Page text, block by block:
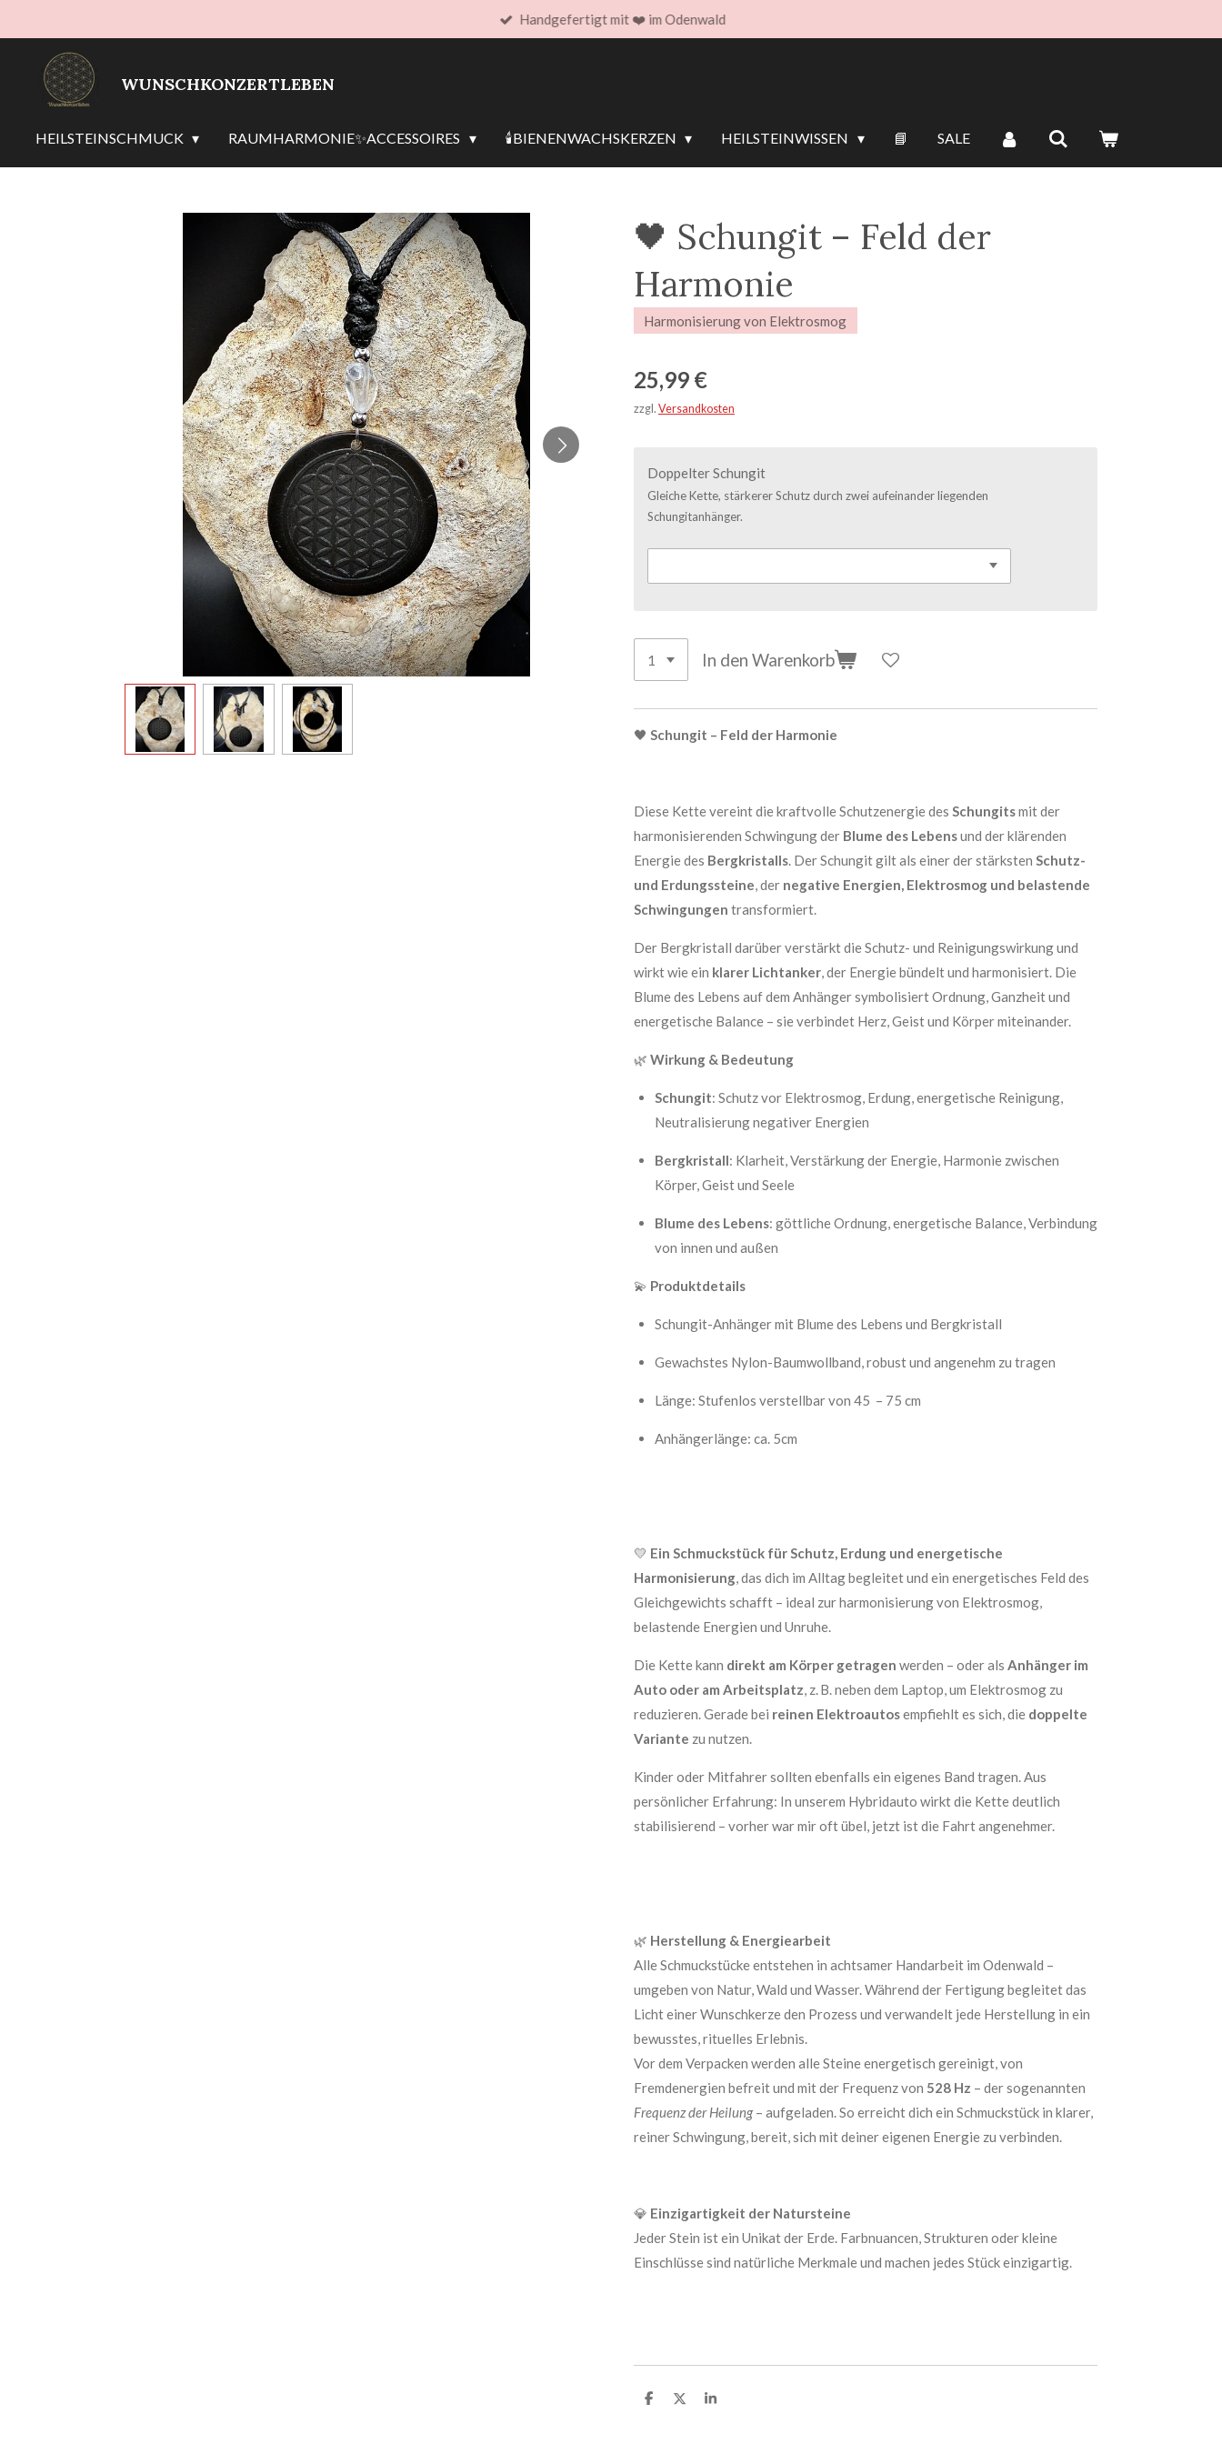
springen
Handgefertigt mit ❤️ im Odenwald
WUNSCHKONZERTLEBEN
HEILSTEINSCHMUCK RAUMHARMONIE✨ACCESSOIRES 🕯️BIENENWACHSKERZEN HEILSTEINWISSEN 📘 SALE
🖤 Schungit – Feld der
Harmonie
Harmonisierung von Elektrosmog
25,99 €
zzgl. Versandkosten
Doppelter Schungit
Gleiche Kette, stärkerer Schutz durch zwei aufeinander liegenden
Schungitanhänger.
In den Warenkorb
🖤 Schungit – Feld der Harmonie
Diese Kette vereint die kraftvolle Schutzenergie des Schungitsmit der
harmonisierenden Schwingung der Blume des Lebensund der klärenden
Energie des Bergkristalls. Der Schungit gilt als einer der stärksten Schutz-
und Erdungssteine, der negative Energien, Elektrosmog und belastende
Schwingungen transformiert.
Der Bergkristall darüber verstärkt die Schutz- und Reinigungswirkung und
wirkt wie ein klarer Lichtanker, der Energie bündelt und harmonisiert. Die
Blume des Lebens auf dem Anhänger symbolisiert Ordnung, Ganzheit und
energetische Balance – sie verbindet Herz, Geist und Körper miteinander.
🌿 Wirkung & Bedeutung
Schungit: Schutz vor Elektrosmog, Erdung, energetische Reinigung,
Neutralisierung negativer Energien
Bergkristall: Klarheit, Verstärkung der Energie, Harmonie zwischen
Körper, Geist und Seele
Blume des Lebens: göttliche Ordnung, energetische Balance, Verbindung
von innen und außen
💫 Produktdetails
Schungit-Anhänger mit Blume des Lebens und Bergkristall
Gewachstes Nylon-Baumwollband, robust und angenehm zu tragen
Länge: Stufenlos verstellbar von 45 – 75 cm
Anhängerlänge: ca. 5cm
💛 Ein Schmuckstück für Schutz, Erdung und energetische
Harmonisierung, das dich im Alltag begleitet und ein energetisches Feld des
Gleichgewichts schafft – ideal zur harmonisierung von Elektrosmog,
belastende Energien und Unruhe.
Die Kette kann direkt am Körper getragen werden – oder als Anhänger im
Auto oder am Arbeitsplatz, z. B. neben dem Laptop, um Elektrosmog zu
reduzieren. Gerade bei reinen Elektroautosempfiehlt es sich, die doppelte
Variante zu nutzen.
Kinder oder Mitfahrer sollten ebenfalls ein eigenes Band tragen. Aus
persönlicher Erfahrung: In unserem Hybridauto wirkt die Kette deutlich
stabilisierend – vorher war mir oft übel, jetzt ist die Fahrt angenehmer.
🌿 Herstellung & Energiearbeit
Alle Schmuckstücke entstehen in achtsamer Handarbeit im Odenwald –
umgeben von Natur, Wald und Wasser. Während der Fertigung begleitet das
Licht einer Wunschkerze den Prozess und verwandelt jede Herstellung in ein
bewusstes, rituelles Erlebnis.
Vor dem Verpacken werden alle Steine energetisch gereinigt, von
Fremdenergien befreit und mit der Frequenz von 528 Hz – der sogenannten
Frequenz der Heilung– aufgeladen. So erreicht dich ein Schmuckstück in klarer,
reiner Schwingung, bereit, sich mit deiner eigenen Energie zu verbinden.
💎 Einzigartigkeit der Natursteine
Jeder Stein ist ein Unikat der Erde. Farbnuancen, Strukturen oder kleine
Einschlüsse sind natürliche Merkmale und machen jedes Stück einzigartig.
T
T
T